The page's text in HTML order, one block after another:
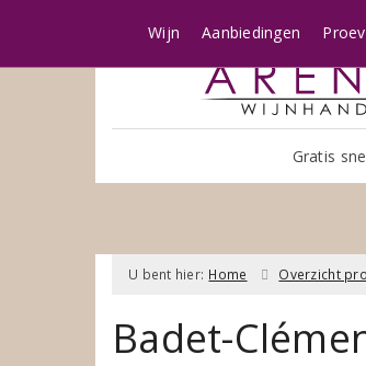
Gratis
Wijn Aanbiedingen
U bent hier: Home Overzicht
Badet-